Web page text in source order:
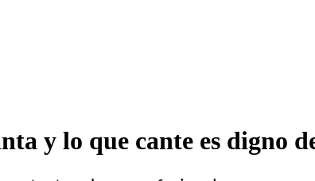
y lo que cante es digno